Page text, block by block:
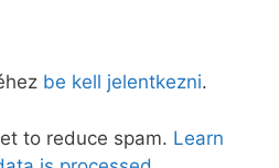
be kell jelentkezni.
to reduce spam. Learn